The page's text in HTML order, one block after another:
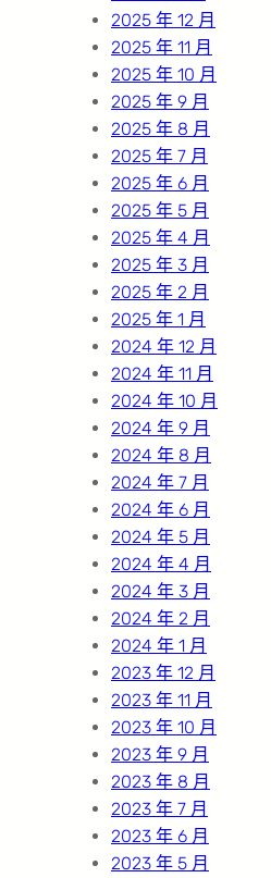
2025 年 12 月
2025 年 11 月
2025 年 10 月
2025 年 9 月
2025 年 8 月
2025 年 7 月
2025 年 6 月
2025 年 5 月
2025 年 4 月
2025 年 3 月
2025 年 2 月
2025 年 1 月
2024 年 12 月
2024 年 11 月
2024 年 10 月
2024 年 9 月
2024 年 8 月
2024 年 7 月
2024 年 6 月
2024 年 5 月
2024 年 4 月
2024 年 3 月
2024 年 2 月
2024 年 1 月
2023 年 12 月
2023 年 11 月
2023 年 10 月
2023 年 9 月
2023 年 8 月
2023 年 7 月
2023 年 6 月
2023 年 5 月